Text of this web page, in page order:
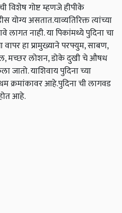
विशेष गोष्ट म्हणजे हीपीके
योग्य असतात.याव्यतिरिक्त त्यांच्या
लागत नाही. या पिकांमध्ये पुदिना चा
हा प्रामुख्याने परफ्युम, साबण,
मच्छर लोशन, डोके दुखी चे औषध
जातो. याशिवाय पुदिना च्या
क्रमांकावर आहे.पुदिना ची लागवड
आहे.